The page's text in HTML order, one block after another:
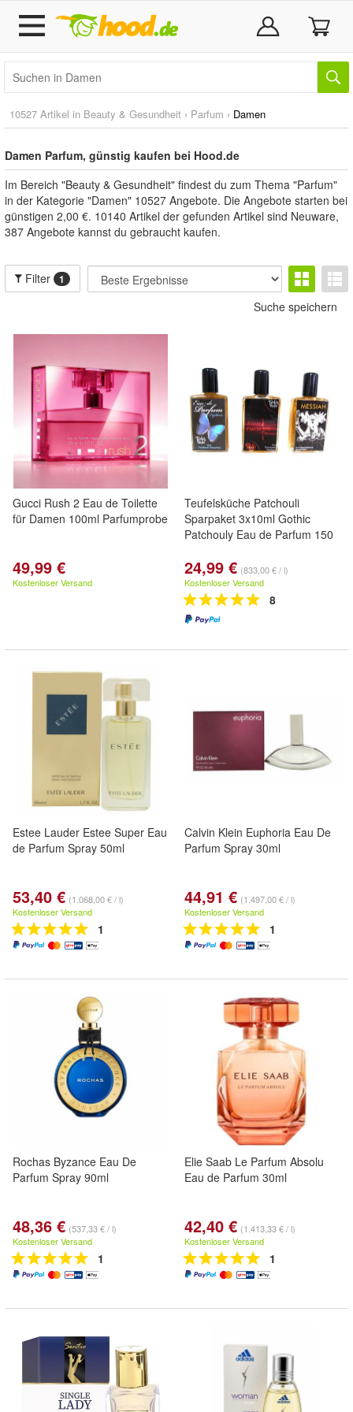
10527 Artikel in Beauty & Gesundheit › Parfum › Damen
Damen Parfum, günstig kaufen bei Hood.de
Im Bereich "Beauty & Gesundheit" findest du zum Thema "Parfum"
in der Kategorie "Damen" 10527 Angebote. Die Angebote starten bei
günstigen 2,00 €. 10140 Artikel der gefunden Artikel sind Neuware,
387 Angebote kannst du gebraucht kaufen.
Filter 1
Suche speichern
Gucci Rush 2 Eau de Toilette
für Damen 100ml Parfumprobe
49,99 €
Kostenloser Versand
Teufelsküche Patchouli
Sparpaket 3x10ml Gothic
Patchouly Eau de Parfum 150
24,99 € (833,00 € / l)
Kostenloser Versand
8
Estee Lauder Estee Super Eau
de Parfum Spray 50ml
53,40 € (1.068,00 € / l)
Kostenloser Versand
1
Calvin Klein Euphoria Eau De
Parfum Spray 30ml
44,91 € (1.497,00 € / l)
Kostenloser Versand
1
Rochas Byzance Eau De
Parfum Spray 90ml
48,36 € (537,33 € / l)
Kostenloser Versand
1
Elie Saab Le Parfum Absolu
Eau de Parfum 30ml
42,40 € (1.413,33 € / l)
Kostenloser Versand
1